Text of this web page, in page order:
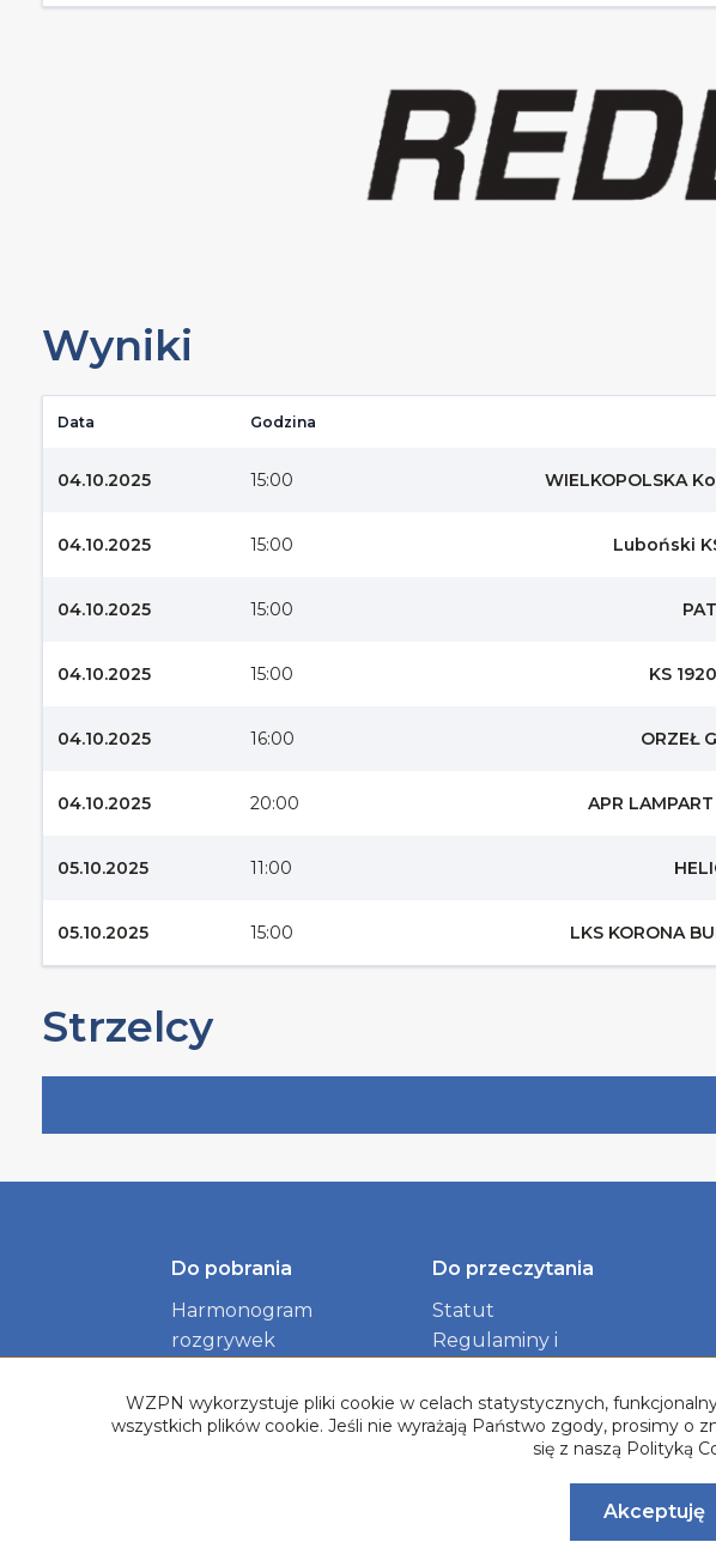
Wyniki
Data Godzina
04.10.2025 15:00 WIELKOPOLSKA
04.10.2025 15:00 Luboński
04.10.2025 15:00
04.10.2025 15:00 KS
04.10.2025 16:00 ORZEŁ
04.10.2025 20:00 APR
05.10.2025 11:00
05.10.2025 15:00 LKS KORONA
Strzelcy
Do pobrania
Harmonogram
rozgrywek
Związku
Logotypy Rozgrywek
Do przeczytania
Statut
Regulaminy i
WZPN wykorzystuje pliki cookie w celach statystycznych,
wszystkich plików cookie. Jeśli nie wyrażają Państwo zgody, prosimy o
się z naszą Polityką
Akceptuję